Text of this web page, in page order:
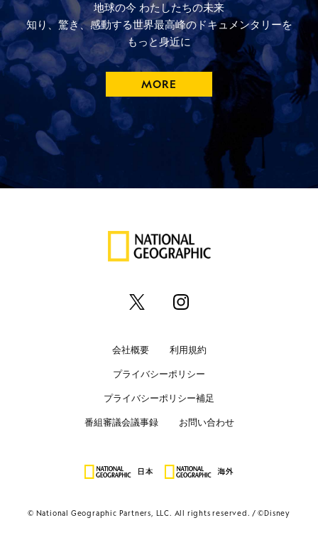
地球の今 わたしたちの未来
知り、驚き、感動する世界最高峰のドキュメンタリーを
もっと身近に
MORE
会社概要 利用規約
プライバシーポリシー
プライバシーポリシー補足
番組審議会議事録 お問い合わせ
© National Geographic Partners, LLC. All rights reserved. ©Disney